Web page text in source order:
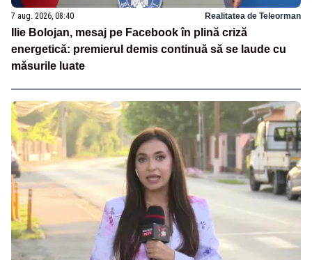
7 aug. 2026, 08:40 Realitatea de Teleorman
Ilie Bolojan, mesaj pe Facebook în plină criză
energetică: premierul demis continuă să se laude cu
măsurile luate